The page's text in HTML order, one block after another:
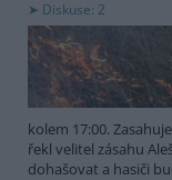
Diskuse: 2
kolem 17:00.
řekl velitel zásahu
dohašovat a hasiči